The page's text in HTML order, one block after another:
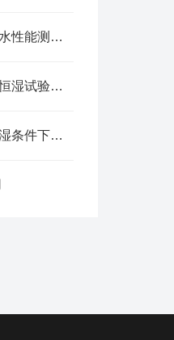
渗水仪法沥青路面面层透水性能测试方法
科学规范保养步入式恒湿恒湿试验箱是保障环境参数精确复现的关键
标线逆反射系数测量仪潮湿条件下标线逆反射性能要求